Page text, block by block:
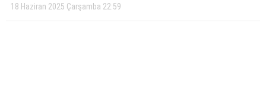
18 Haziran 2025 Çarşamba 22:59